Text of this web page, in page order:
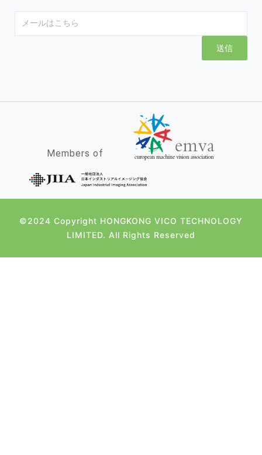
Email
送信
Members of
©2024 Copyright HONGKONG VICO TECHNOLOGY
LIMITED. All Rights Reserved